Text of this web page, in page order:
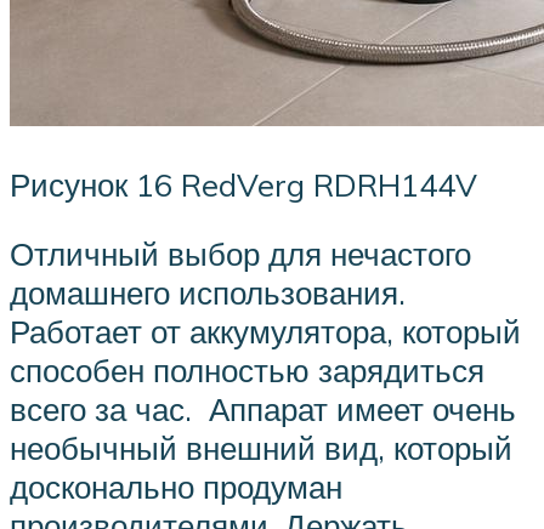
Рисунок 16 RedVerg RDRH144V
Отличный выбор для нечастого
домашнего использования.
Работает от аккумулятора, который
способен полностью зарядиться
всего за час. Аппарат имеет очень
необычный внешний вид, который
досконально продуман